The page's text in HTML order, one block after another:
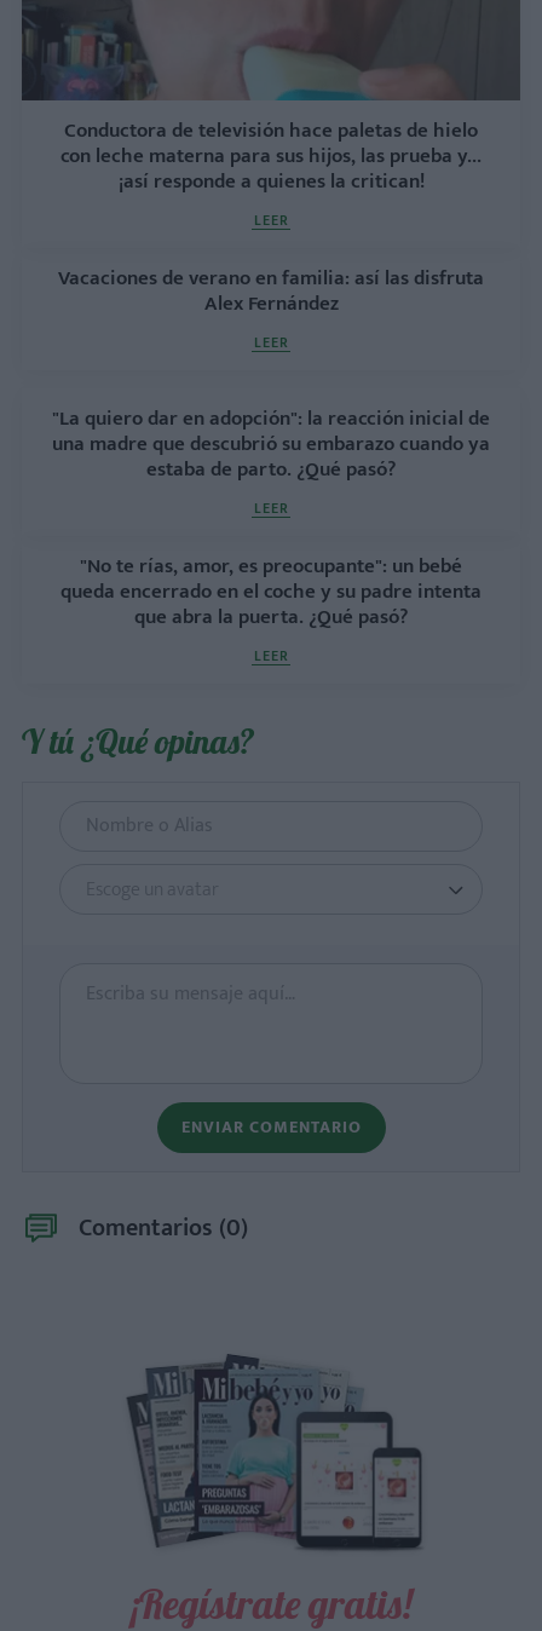
Conductora de televisión hace paletas de hielo
con leche materna para sus hijos, las prueba y...
¡así responde a quienes la critican!
LEER
Vacaciones de verano en familia: así las disfruta
Alex Fernández
LEER
"La quiero dar en adopción": la reacción inicial de
una madre que descubrió su embarazo cuando ya
estaba de parto. ¿Qué pasó?
LEER
"No te rías, amor, es preocupante": un bebé
queda encerrado en el coche y su padre intenta
que abra la puerta. ¿Qué pasó?
LEER
Y tú ¿Qué opinas?
Escoge un avatar
ENVIAR COMENTARIO
Comentarios (0)
¡Regístrate gratis!